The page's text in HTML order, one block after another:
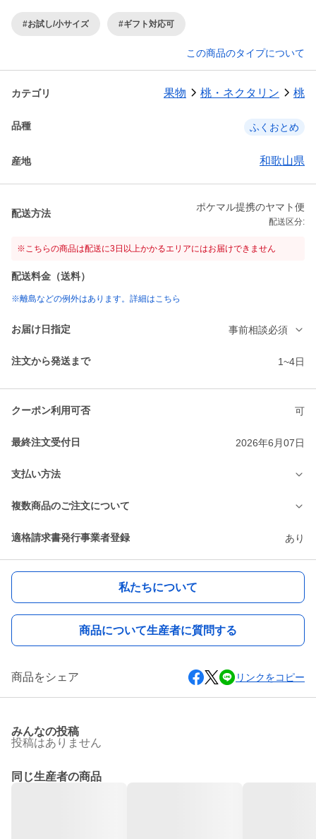
#お試し/小サイズ #ギフト対応可
この商品のタイプについて
カテゴリ 果物 桃・ネクタリン 桃
品種 ふくおとめ
産地 和歌山県
配送方法
ポケマル提携のヤマト便
配送区分:
※こちらの商品は配送に3日以上かかるエリアにはお届けできません
配送料金（送料）
※離島などの例外はあります。詳細はこちら
お届け日指定 事前相談必須
注文から発送まで 1~4日
クーポン利用可否 可
最終注文受付日 2026年6月07日
支払い方法
複数商品のご注文について
適格請求書発行事業者登録 あり
私たちについて
商品について生産者に質問する
商品をシェア リンクをコピー
みんなの投稿
投稿はありません
同じ生産者の商品